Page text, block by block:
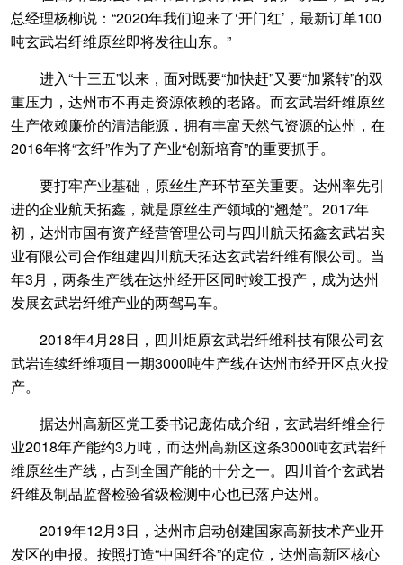
总经理杨柳说：“2020年我们迎来了‘开门红’，最新订单100
吨玄武岩纤维原丝即将发往山东。”
进入“十三五”以来，面对既要“加快赶”又要“加紧转”的双
重压力，达州市不再走资源依赖的老路。而玄武岩纤维原丝
生产依赖廉价的清洁能源，拥有丰富天然气资源的达州，在
2016年将“玄纤”作为了产业“创新培育”的重要抓手。
要打牢产业基础，原丝生产环节至关重要。达州率先引
进的企业航天拓鑫，就是原丝生产领域的“翘楚”。2017年
初，达州市国有资产经营管理公司与四川航天拓鑫玄武岩实
业有限公司合作组建四川航天拓达玄武岩纤维有限公司。当
年3月，两条生产线在达州经开区同时竣工投产，成为达州
发展玄武岩纤维产业的两驾马车。
2018年4月28日，四川炬原玄武岩纤维科技有限公司玄
武岩连续纤维项目一期3000吨生产线在达州市经开区点火投
产。
据达州高新区党工委书记庞佑成介绍，玄武岩纤维全行
业2018年产能约3万吨，而达州高新区这条3000吨玄武岩纤
维原丝生产线，占到全国产能的十分之一。四川首个玄武岩
纤维及制品监督检验省级检测中心也已落户达州。
2019年12月3日，达州市启动创建国家高新技术产业开
发区的申报。按照打造“中国纤谷”的定位，达州高新区核心